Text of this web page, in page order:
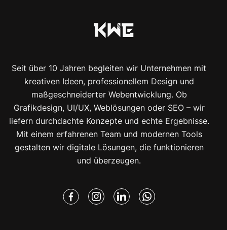
Seit über 10 Jahren begleiten wir Unternehmen mit
kreativen Ideen, professionellem Design und
maßgeschneiderter Webentwicklung. Ob
Grafikdesign, UI/UX, Weblösungen oder SEO – wir
liefern durchdachte Konzepte und echte Ergebnisse.
Mit einem erfahrenen Team und modernen Tools
gestalten wir digitale Lösungen, die funktionieren
und überzeugen.